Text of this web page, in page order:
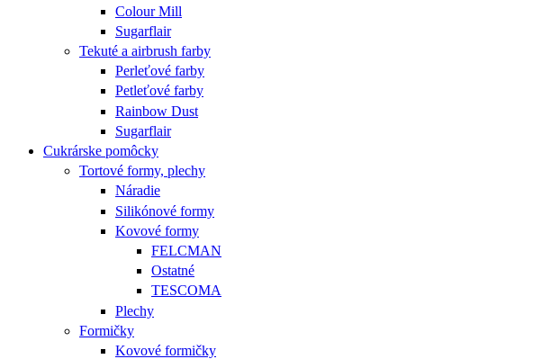
Colour Mill
Sugarflair
Tekuté a airbrush farby
Perleťové farby
Petleťové farby
Rainbow Dust
Sugarflair
Cukrárske pomôcky
Tortové formy, plechy
Náradie
Silikónové formy
Kovové formy
FELCMAN
Ostatné
TESCOMA
Plechy
Formičky
Kovové formičky